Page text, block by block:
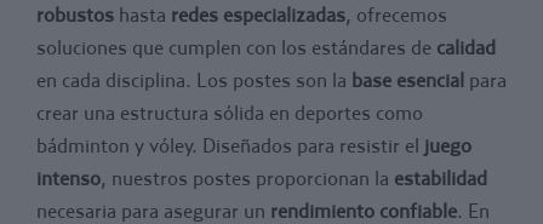
robustos hasta redes especializadas, ofrecemos
soluciones que cumplen con los estándares de calidad
en cada disciplina. Los postes son la base esencial para
crear una estructura sólida en deportes como
bádminton y vóley. Diseñados para resistir el juego
intenso, nuestros postes proporcionan la estabilidad
necesaria para asegurar un rendimiento confiable. En